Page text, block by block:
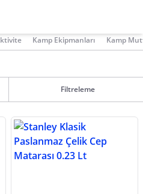
Kamp Ekipmanları Kamp
Filtreleme